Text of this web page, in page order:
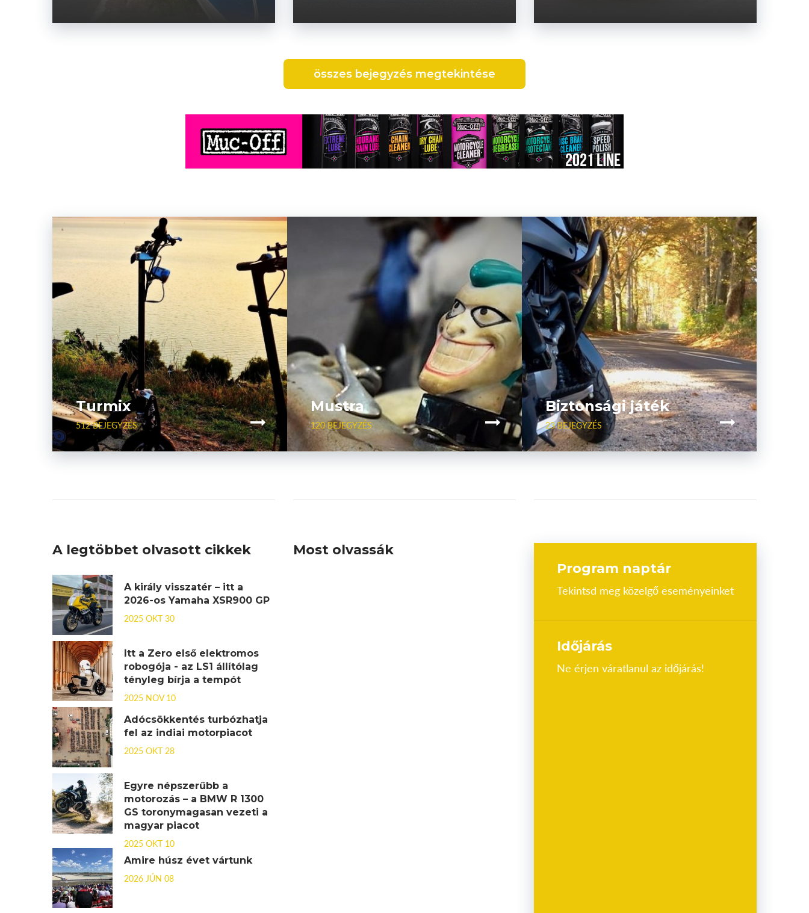
összes bejegyzés megtekintése
Turmix
512 BEJEGYZÉS
Mustra
120 BEJEGYZÉS
Biztonsági játék
23 BEJEGYZÉS
A legtöbbet olvasott cikkek
A király visszatér – itt a
2026-os Yamaha XSR900 GP
2025 OKT 30
Itt a Zero első elektromos
robogója - az LS1 állítólag
tényleg bírja a tempót
2025 NOV 10
Adócsökkentés turbózhatja
fel az indiai motorpiacot
2025 OKT 28
Egyre népszerűbb a
motorozás – a BMW R 1300
GS toronymagasan vezeti a
magyar piacot
2025 OKT 10
Amire húsz évet vártunk
2026 JÚN 08
Most olvassák
Program naptár
Tekintsd meg közelgő eseményeinket
Időjárás
Ne érjen váratlanul az időjárás!